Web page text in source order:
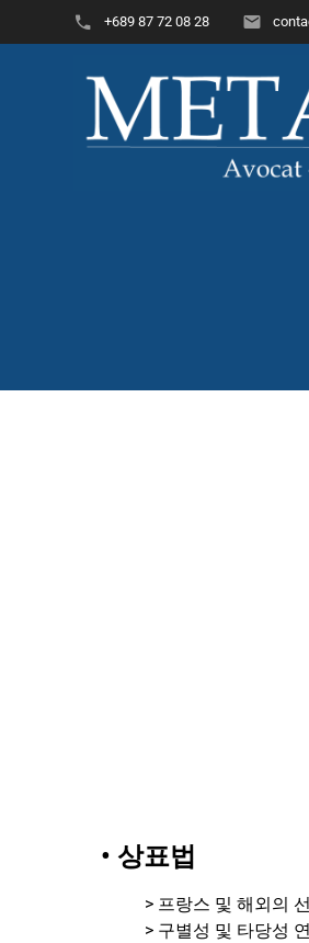
+689 87 72 08 28
• 상표법
> 프랑스 및 해외의
> 구별성 및 타당성